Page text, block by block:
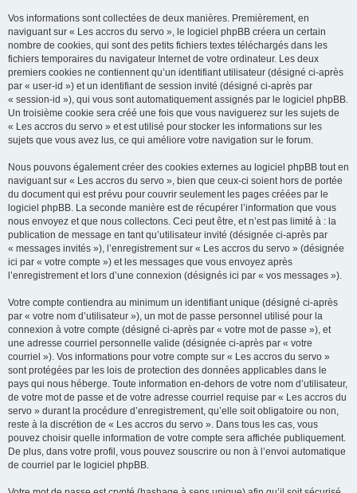
Vos informations sont collectées de deux manières. Premièrement, en
naviguant sur « Les accros du servo », le logiciel phpBB créera un certain
nombre de cookies, qui sont des petits fichiers textes téléchargés dans les
fichiers temporaires du navigateur Internet de votre ordinateur. Les deux
premiers cookies ne contiennent qu’un identifiant utilisateur (désigné ci-après
par « user-id ») et un identifiant de session invité (désigné ci-après par
« session-id »), qui vous sont automatiquement assignés par le logiciel phpBB.
Un troisième cookie sera créé une fois que vous naviguerez sur les sujets de
« Les accros du servo » et est utilisé pour stocker les informations sur les
sujets que vous avez lus, ce qui améliore votre navigation sur le forum.
Nous pouvons également créer des cookies externes au logiciel phpBB tout en
naviguant sur « Les accros du servo », bien que ceux-ci soient hors de portée
du document qui est prévu pour couvrir seulement les pages créées par le
logiciel phpBB. La seconde manière est de récupérer l’information que vous
nous envoyez et que nous collectons. Ceci peut être, et n’est pas limité à : la
publication de message en tant qu’utilisateur invité (désignée ci-après par
« messages invités »), l’enregistrement sur « Les accros du servo » (désignée
ici par « votre compte ») et les messages que vous envoyez après
l’enregistrement et lors d’une connexion (désignés ici par « vos messages »).
Votre compte contiendra au minimum un identifiant unique (désigné ci-après
par « votre nom d’utilisateur »), un mot de passe personnel utilisé pour la
connexion à votre compte (désigné ci-après par « votre mot de passe »), et
une adresse courriel personnelle valide (désignée ci-après par « votre
courriel »). Vos informations pour votre compte sur « Les accros du servo »
sont protégées par les lois de protection des données applicables dans le
pays qui nous héberge. Toute information en-dehors de votre nom d’utilisateur,
de votre mot de passe et de votre adresse courriel requise par « Les accros du
servo » durant la procédure d’enregistrement, qu’elle soit obligatoire ou non,
reste à la discrétion de « Les accros du servo ». Dans tous les cas, vous
pouvez choisir quelle information de votre compte sera affichée publiquement.
De plus, dans votre profil, vous pouvez souscrire ou non à l’envoi automatique
de courriel par le logiciel phpBB.